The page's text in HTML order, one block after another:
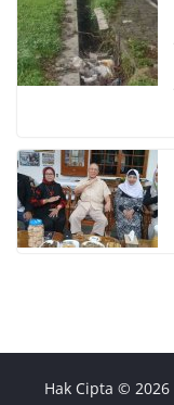
Hak Cipta © 2026